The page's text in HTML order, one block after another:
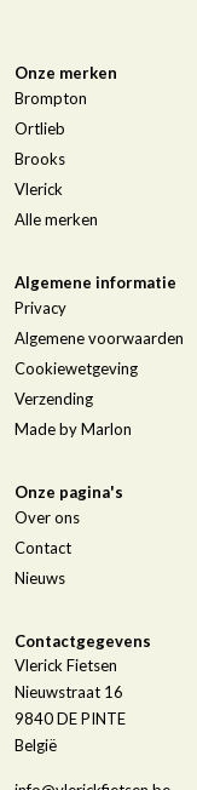
Onze merken
Brompton
Ortlieb
Brooks
Vlerick
Alle merken
Algemene informatie
Privacy
Algemene voorwaarden
Cookiewetgeving
Verzending
Made by Marlon
Onze pagina's
Over ons
Contact
Nieuws
Contactgegevens
Vlerick Fietsen
Nieuwstraat 16
9840DE PINTE
België